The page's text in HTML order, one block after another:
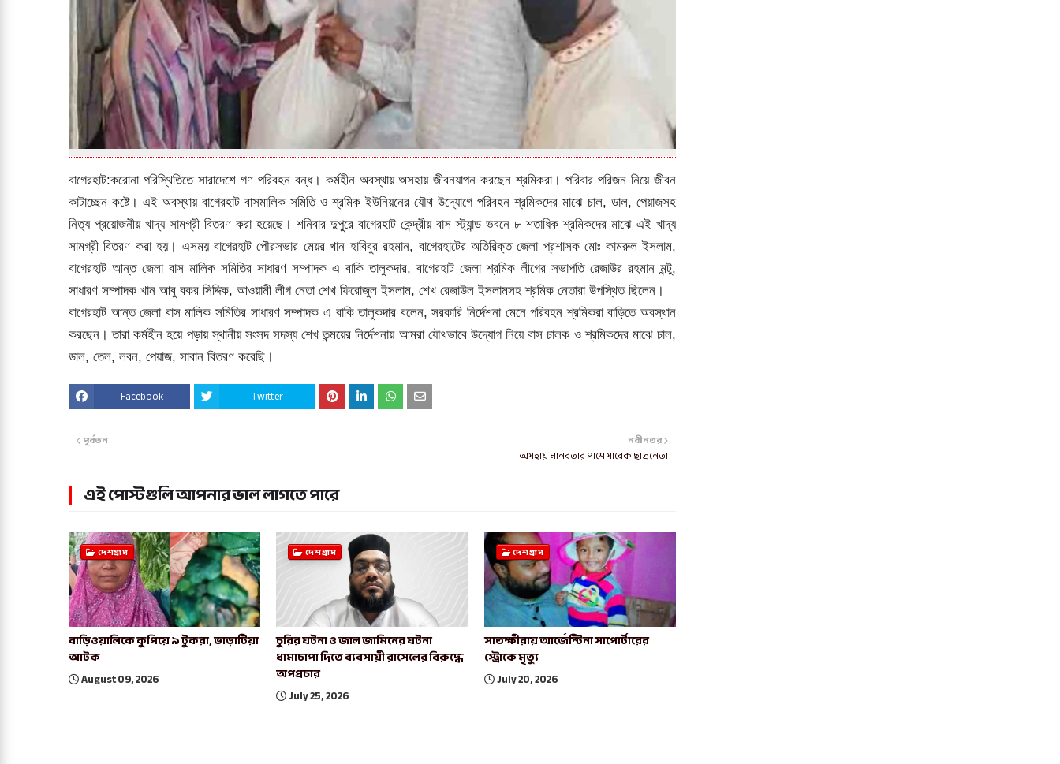
বাগেরহাট:করোনা পরিস্থিতিতে সারাদেশে গণ পরিবহন বন্ধ। কর্মহীন অবস্থায় অসহায় জীবনযাপন করছেন শ্রমিকরা। পরিবার পরিজন নিয়ে জীবন
কাটাচ্ছেন কষ্টে। এই অবস্থায় বাগেরহাট বাসমালিক সমিতি ও শ্রমিক ইউনিয়নের যৌথ উদ্যোগে পরিবহন শ্রমিকদের মাঝে চাল, ডাল, পেয়াজসহ
নিত্য প্রয়োজনীয় খাদ্য সামগ্রী বিতরণ করা হয়েছে। শনিবার দুপুরে বাগেরহাট কেন্দ্রীয় বাস স্ট্যান্ড ভবনে ৮ শতাধিক শ্রমিকদের মাঝে এই খাদ্য
সামগ্রী বিতরণ করা হয়। এসময় বাগেরহাট পৌরসভার মেয়র খান হাবিবুর রহমান, বাগেরহাটের অতিরিক্ত জেলা প্রশাসক মোঃ কামরুল ইসলাম,
বাগেরহাট আন্ত জেলা বাস মালিক সমিতির সাধারণ সম্পাদক এ বাকি তালুকদার, বাগেরহাট জেলা শ্রমিক লীগের সভাপতি রেজাউর রহমান মন্টু,
সাধারণ সম্পাদক খান আবু বকর সিদ্দিক, আওয়ামী লীগ নেতা শেখ ফিরোজুল ইসলাম, শেখ রেজাউল ইসলামসহ শ্রমিক নেতারা উপস্থিত ছিলেন।
বাগেরহাট আন্ত জেলা বাস মালিক সমিতির সাধারণ সম্পাদক এ বাকি তালুকদার বলেন, সরকারি নির্দেশনা মেনে পরিবহন শ্রমিকরা বাড়িতে অবস্থান
করছেন। তারা কর্মহীন হয়ে পড়ায় স্থানীয় সংসদ সদস্য শেখ তন্ময়ের নির্দেশনায় আমরা যৌথভাবে উদ্যোগ নিয়ে বাস চালক ও শ্রমিকদের মাঝে চাল,
ডাল, তেল, লবন, পেয়াজ, সাবান বিতরণ করেছি।
Facebook Twitter
নবীনতর
অসহায় মানবতার পাশে সাবেক ছাত্রনেতা
পূর্বতন
এই পোস্টগুলি আপনার ভাল লাগতে পারে
দেশগ্রাম
বাড়িওয়ালিকে কুপিয়ে ৯ টুকরা, ভাড়াটিয়া
আটক
August 09, 2026
দেশগ্রাম
চুরির ঘটনা ও জাল জামিনের ঘটনা
ধামাচাপা দিতে ব্যবসায়ী রাসেলের বিরুদ্ধে
অপপ্রচার
July 25, 2026
দেশগ্রাম
সাতক্ষীরায় আর্জেন্টিনা সাপোর্টারের
স্ট্রোকে মৃত্যু
July 20, 2026